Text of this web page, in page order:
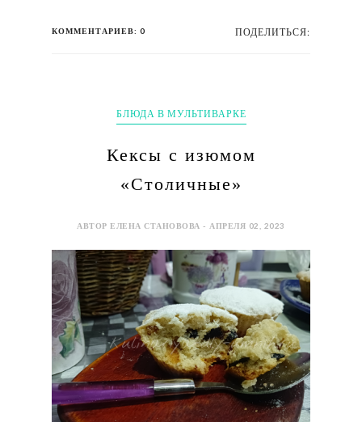
КОММЕНТАРИЕВ: 0 ПОДЕЛИТЬСЯ:
БЛЮДА В МУЛЬТИВАРКЕ
Кексы с изюмом
«Столичные»
АВТОР ЕЛЕНА СТАНОВОВА - АПРЕЛЯ 02, 2023